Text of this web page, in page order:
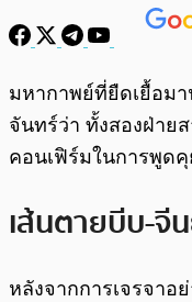
พร้อมเล่น
มหากาพย์ที่ยืดเยื้อมา
จันทร์ว่า ทั้งสองฝ่าย
คอนเฟิร์มในการพูด
เส้นตายบีบ-จี
หลังจากการเจรจาอ